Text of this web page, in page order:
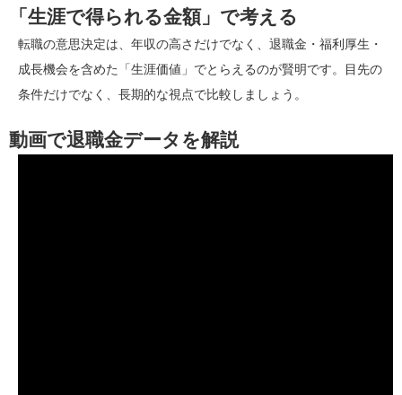
「生涯で得られる金額」で考える
転職の意思決定は、年収の高さだけでなく、退職金・福利厚生・
成長機会を含めた「生涯価値」でとらえるのが賢明です。目先の
条件だけでなく、長期的な視点で比較しましょう。
動画で退職金データを解説